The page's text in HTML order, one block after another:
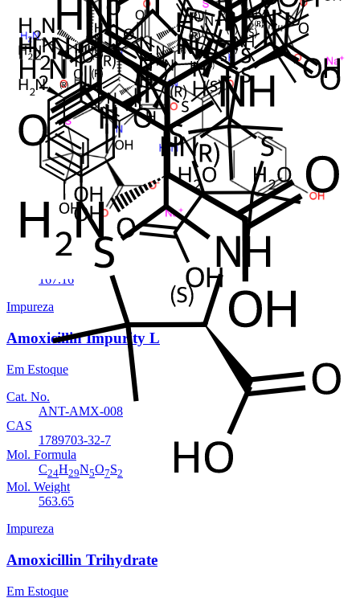
Mol. Formula
C16 20 3O6 S.Na
Mol. Weight
383.426
Impureza
Amoxicillin Impurity I
Em Estoque
Cat. No.
ANT-AMX-02
CAS
22818-40-2
Mol. Formula
H9NO
167.16
Impureza
Amoxicillin Impurity L
Em Estoque
Cat. No.
ANT-AMX-008
CAS
1789703-32-7
Mol. Formula
C24H29N5O7S2
Mol. Weight
563.65
Impureza
Amoxicillin Trihydrate
Em Estoque